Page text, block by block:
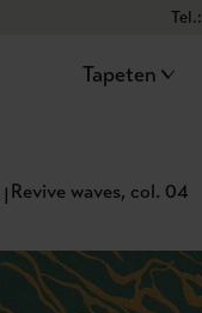
Tel.:
Tapeten
Revive waves, col. 04